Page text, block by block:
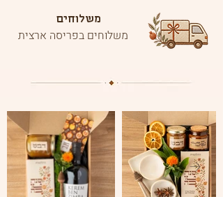
משלוחים
משלוחים בפריסה ארצית